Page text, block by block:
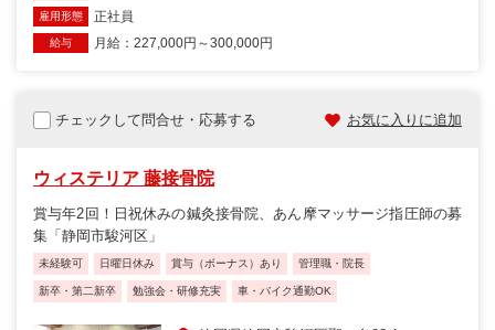
雇用形態 正社員
給与 月給：227,000円～300,000円
チェックして問合せ・応募する お気に入りに追加
ウィステリア 藤接骨院
賞与年2回！日祝休みの鍼灸接骨院、あん摩マッサージ指圧師の募
集「静岡市駿河区」
未経験可 日曜日休み 賞与（ボーナス）あり 管理職・院長
新卒・第二新卒 勉強会・研修充実 車・バイク通勤OK